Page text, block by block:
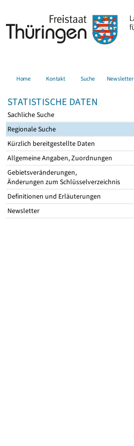
Home Kontakt Suche Newsletter
STATISTISCHE DATEN
Sachliche Suche
Regionale Suche
Kürzlich bereitgestellte Daten
Allgemeine Angaben, Zuordnungen
Gebietsveränderungen,
Änderungen zum Schlüsselverzeichnis
Definitionen und Erläuterungen
Newsletter